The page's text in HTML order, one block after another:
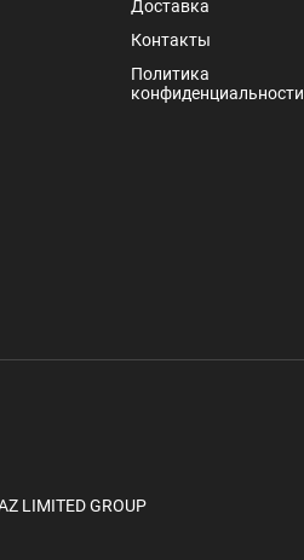
Доставка
Контакты
Политика
конфиденциальности
LIMITED GROUP